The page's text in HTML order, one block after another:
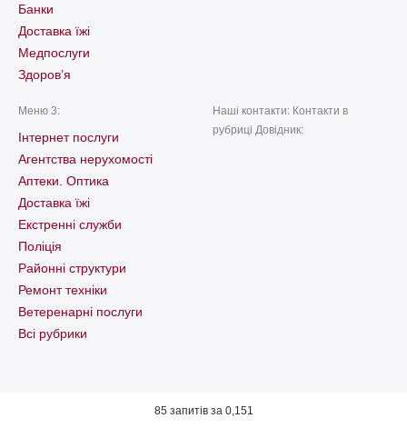
Банки
Доставка їжі
Медпослуги
Здоров’я
Меню 3:
Інтернет послуги
Агентства нерухомості
Аптеки. Оптика
Доставка їжі
Екстренні служби
Поліція
Районні структури
Ремонт техніки
Ветеренарні послуги
Всі рубрики
Наші контакти: Контакти в
рубриці Довідник:
85 запитів за 0,151